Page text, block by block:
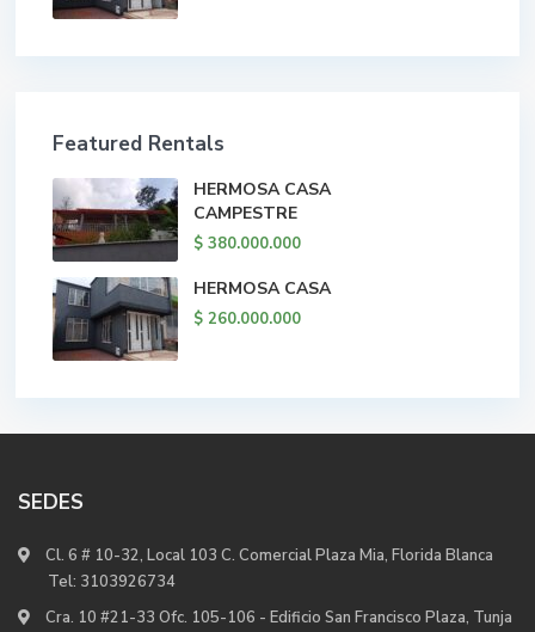
Featured Rentals
HERMOSA CASA
CAMPESTRE
$ 380.000.000
HERMOSA CASA
$ 260.000.000
SEDES
Cl. 6 # 10-32, Local 103 C. Comercial Plaza Mia, Florida Blanca
Tel: 3103926734
Cra. 10 #21-33 Ofc. 105-106 - Edificio San Francisco Plaza, Tunja